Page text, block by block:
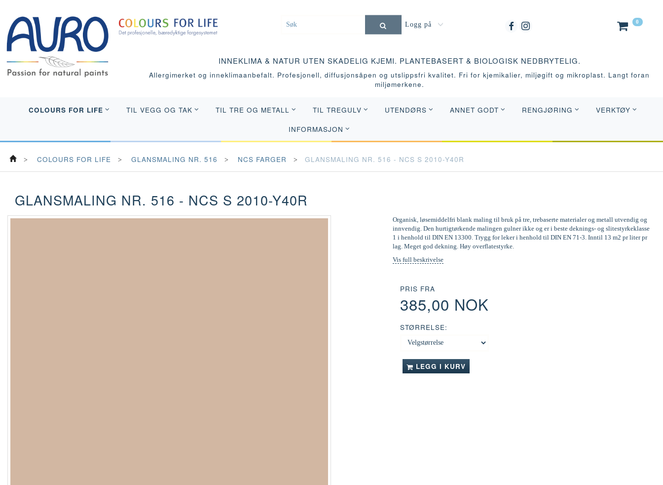
0
Logg på
INNEKLIMA & NATUR UTEN SKADELIG KJEMI. PLANTEBASERT & BIOLOGISK NEDBRYTELIG.
Allergimerket og inneklimaanbefalt. Profesjonell, diffusjonsåpen og utslippsfri kvalitet. Fri for kjemikalier, miljøgift og mikroplast. Langt foran
miljømerkene.
COLOURS FOR LIFE TIL VEGG OG TAK TIL TRE OG METALL TIL TREGULV UTENDØRS ANNET GODT RENGJØRING VERKTØY
INFORMASJON
COLOURS FOR LIFE GLANSMALING NR. 516 NCS FARGER GLANSMALING NR. 516 - NCS S 2010-Y40R
GLANSMALING NR. 516 - NCS S 2010-Y40R
Organisk, løsemiddelfri blank maling til bruk på tre, trebaserte materialer og metall utvendig og
innvendig. Den hurtigtørkende malingen gulner ikke og er i beste deknings- og slitestyrkeklasse
1 i henhold til DIN EN 13300. Trygg for leker i henhold til DIN EN 71-3. Inntil 13 m2 pr liter pr
lag. Meget god dekning. Høy overflatestyrke.
Vis full beskrivelse
PRIS FRA
385,00 NOK
STØRRELSE:
LEGG I KURV